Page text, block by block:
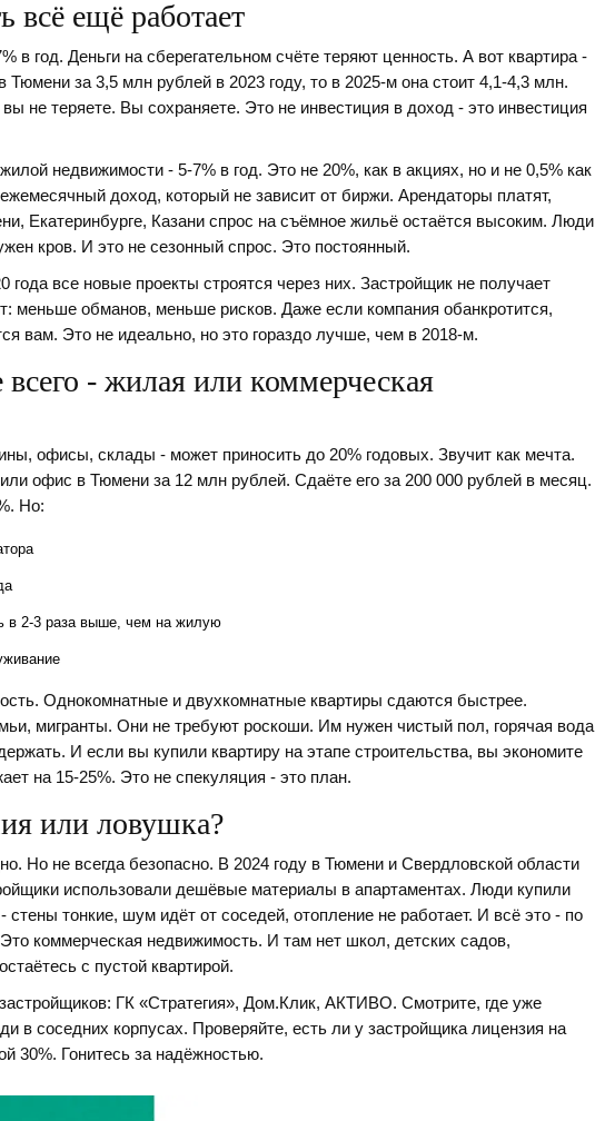
ещё работает
в год. Деньги на сберегательном счёте теряют ценность. А вот квартира -
за 3,5 млн рублей в 2023 году, то в 2025-м она стоит 4,1-4,3 млн.
не теряете. Вы сохраняете. Это не инвестиция в доход - это инвестиция
недвижимости - 5-7% в год. Это не 20%, как в акциях, но и не 0,5% как
доход, который не зависит от биржи. Арендаторы платят,
Екатеринбурге, Казани спрос на съёмное жильё остаётся высоким. Люди
кров. И это не сезонный спрос. Это постоянный.
все новые проекты строятся через них. Застройщик не получает
меньше обманов, меньше рисков. Даже если компания обанкротится,
вам. Это не идеально, но это гораздо лучше, чем в 2018-м.
- жилая или коммерческая
офисы, склады - может приносить до 20% годовых. Звучит как мечта.
офис в Тюмени за 12 млн рублей. Сдаёте его за 200 000 рублей в месяц.
Но:
в 2-3 раза выше, чем на жилую
Однокомнатные и двухкомнатные квартиры сдаются быстрее.
мигранты. Они не требуют роскоши. Им нужен чистый пол, горячая вода
И если вы купили квартиру на этапе строительства, вы экономите
на 15-25%. Это не спекуляция - это план.
или ловушка?
Но не всегда безопасно. В 2024 году в Тюмени и Свердловской области
использовали дешёвые материалы в апартаментах. Люди купили
стены тонкие, шум идёт от соседей, отопление не работает. И всё это - по
коммерческая недвижимость. И там нет школ, детских садов,
с пустой квартирой.
ГК «Стратегия», Дом.Клик, АКТИВО. Смотрите, где уже
в соседних корпусах. Проверяйте, есть ли у застройщика лицензия на
30%. Гонитесь за надёжностью.